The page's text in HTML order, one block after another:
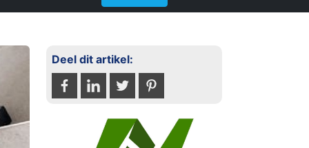
Deel dit artikel: